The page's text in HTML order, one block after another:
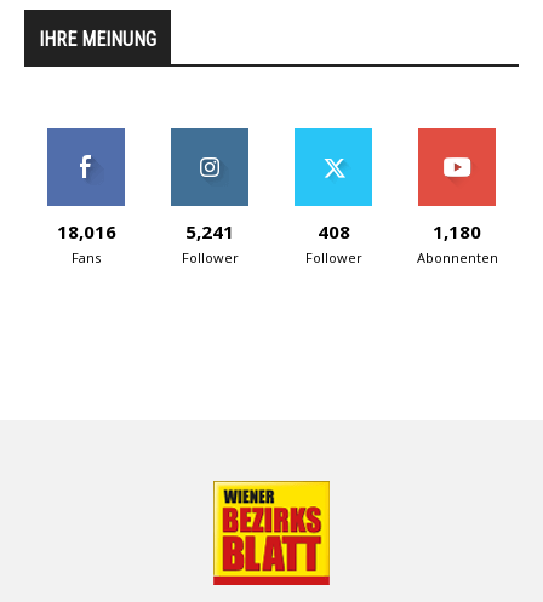
IHRE MEINUNG
18,016
Fans
5,241
Follower
408
Follower
1,180
Abonnenten